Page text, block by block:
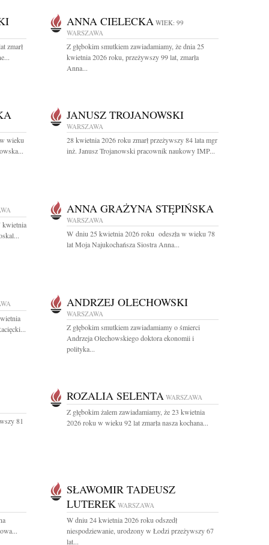
zmarł
ANNA CIELECKA WIEK: 99
WARSZAWA
Z głębokim smutkiem zawiadamiamy, że dnia 25
kwietnia 2026 roku, przeżywszy 99 lat, zmarła
Anna...
wieku
JANUSZ TROJANOWSKI
WARSZAWA
28 kwietnia 2026 roku zmarł przeżywszy 84 lata mgr
inż. Janusz Trojanowski pracownik naukowy IMP...
kwietnia
ANNA GRAŻYNA STĘPIŃSKA
WARSZAWA
W dniu 25 kwietnia 2026 roku odeszła w wieku 78
lat Moja Najukochańsza Siostra Anna...
ANDRZEJ OLECHOWSKI
WARSZAWA
Z głębokim smutkiem zawiadamiamy o śmierci
Andrzeja Olechowskiego doktora ekonomii i
polityka...
81
ROZALIA SELENTA WARSZAWA
Z głębokim żalem zawiadamiamy, że 23 kwietnia
2026 roku w wieku 92 lat zmarła nasza kochana...
SŁAWOMIR TADEUSZ
LUTEREK WARSZAWA
W dniu 24 kwietnia 2026 roku odszedł
niespodziewanie, urodzony w Łodzi przeżywszy 67
lat...